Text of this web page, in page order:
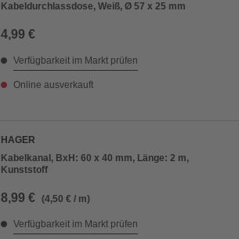
Kabeldurchlassdose, Weiß, Ø 57 x 25 mm
4,99 €
Verfügbarkeit im Markt prüfen
Online ausverkauft
HAGER
Kabelkanal, BxH: 60 x 40 mm, Länge: 2 m,
Kunststoff
8,99 € (4,50 € / m)
Verfügbarkeit im Markt prüfen